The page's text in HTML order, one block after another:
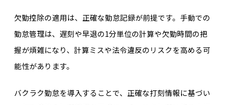
欠勤控除の適用は、正確な勤怠記録が前提です。手動での
勤怠管理は、遅刻や早退の1分単位の計算や欠勤時間の把
握が煩雑になり、計算ミスや法令違反のリスクを高める可
能性があります。
バクラク勤怠を導入することで、正確な打刻情報に基づい